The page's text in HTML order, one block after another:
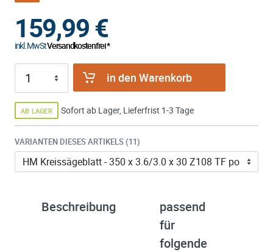
159,99€
inkl. MwStVersandkostenfrei *
in den Warenkorb
AB LAGER Sofort ab Lager, Lieferfrist 1-3 Tage
VARIANTEN DIESES ARTIKELS (11)
Beschreibung
passend
für
folgende